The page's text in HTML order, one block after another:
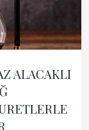
ALACAKLI